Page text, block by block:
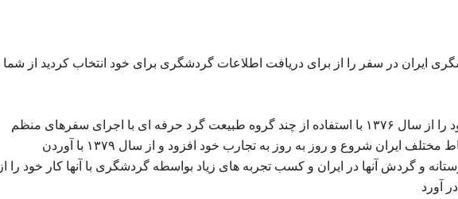
ایران در سفر را از برای دریافت اطلاعات گردشگری برای خود انتخاب کردید از شما
ایران در سفر کار گردشگری خود را از سال ۱۳۷۶ با استفاده از چند گروه طبیعت گرد حرفه ای با اجرای سفرهای منظم
تفریحی و تحقیقاتی در اقصی نقاط مختلف ایران شروع و روز به روز به تجارب خود افزود و از سال ۱۳۷۹ با آوردن
و گردش آنها در ایران و کسب تجربه های زیاد بواسطه گردشگری با آنها کار خود را از
آورد